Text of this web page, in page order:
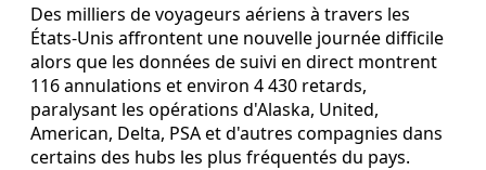
Des milliers de voyageurs aériens à travers les
États-Unis affrontent une nouvelle journée difficile
alors que les données de suivi en direct montrent
116 annulations et environ 4 430 retards,
paralysant les opérations d'Alaska, United,
American, Delta, PSA et d'autres compagnies dans
certains des hubs les plus fréquentés du pays.